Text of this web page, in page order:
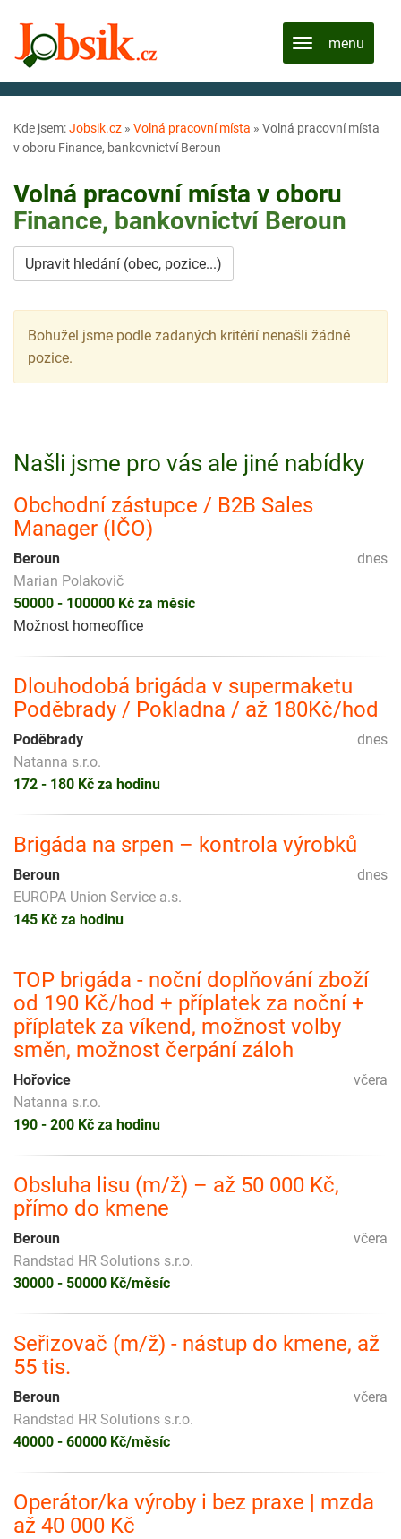
Kde jsem:Jobsik.cz » Volná pracovní místa » Volná pracovní místa
v oboru Finance, bankovnictví Beroun
Volná pracovní místa v oboru
Finance, bankovnictví Beroun
Upravit hledání (obec, pozice...)
Bohužel jsme podle zadaných kritérií nenašli žádné
pozice.
Našli jsme pro vás ale jiné nabídky
Obchodní zástupce / B2B Sales
Manager (IČO)
dnes
Beroun
Marian Polakovič
50000 - 100000 Kč za měsíc
Možnost homeoffice
Dlouhodobá brigáda v supermaketu
Poděbrady / Pokladna / až 180Kč/hod
dnes
Poděbrady
Natanna s.r.o.
172 - 180 Kč za hodinu
Brigáda na srpen – kontrola výrobků
dnes
Beroun
EUROPA Union Service a.s.
145 Kč za hodinu
TOP brigáda - noční doplňování zboží
od 190 Kč/hod + příplatek za noční +
příplatek za víkend, možnost volby
směn, možnost čerpání záloh
včera
Hořovice
Natanna s.r.o.
190 - 200 Kč za hodinu
Obsluha lisu (m/ž) – až 50 000 Kč,
přímo do kmene
včera
Beroun
Randstad HR Solutions s.r.o.
30000 - 50000 Kč/měsíc
Seřizovač (m/ž) - nástup do kmene, až
55 tis.
včera
Beroun
Randstad HR Solutions s.r.o.
40000 - 60000 Kč/měsíc
Operátor/ka výroby i bez praxe | mzda
až 40 000 Kč